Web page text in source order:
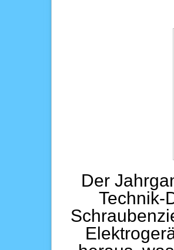
Der
Technik-